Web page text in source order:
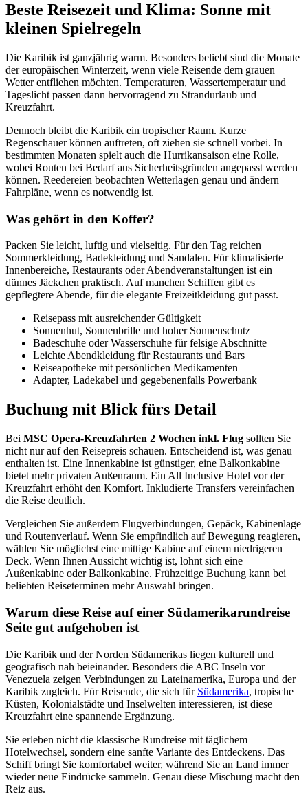
Beste Reisezeit und Klima: Sonne mit
kleinen Spielregeln
Die Karibik ist ganzjährig warm. Besonders beliebt sind die Monate
der europäischen Winterzeit, wenn viele Reisende dem grauen
Wetter entfliehen möchten. Temperaturen, Wassertemperatur und
Tageslicht passen dann hervorragend zu Strandurlaub und
Kreuzfahrt.
Dennoch bleibt die Karibik ein tropischer Raum. Kurze
Regenschauer können auftreten, oft ziehen sie schnell vorbei. In
bestimmten Monaten spielt auch die Hurrikansaison eine Rolle,
wobei Routen bei Bedarf aus Sicherheitsgründen angepasst werden
können. Reedereien beobachten Wetterlagen genau und ändern
Fahrpläne, wenn es notwendig ist.
Was gehört in den Koffer?
Packen Sie leicht, luftig und vielseitig. Für den Tag reichen
Sommerkleidung, Badekleidung und Sandalen. Für klimatisierte
Innenbereiche, Restaurants oder Abendveranstaltungen ist ein
dünnes Jäckchen praktisch. Auf manchen Schiffen gibt es
gepflegtere Abende, für die elegante Freizeitkleidung gut passt.
Reisepass mit ausreichender Gültigkeit
Sonnenhut, Sonnenbrille und hoher Sonnenschutz
Badeschuhe oder Wasserschuhe für felsige Abschnitte
Leichte Abendkleidung für Restaurants und Bars
Reiseapotheke mit persönlichen Medikamenten
Adapter, Ladekabel und gegebenenfalls Powerbank
Buchung mit Blick fürs Detail
Bei MSC Opera-Kreuzfahrten 2 Wochen inkl. Flug sollten Sie
nicht nur auf den Reisepreis schauen. Entscheidend ist, was genau
enthalten ist. Eine Innenkabine ist günstiger, eine Balkonkabine
bietet mehr privaten Außenraum. Ein All Inclusive Hotel vor der
Kreuzfahrt erhöht den Komfort. Inkludierte Transfers vereinfachen
die Reise deutlich.
Vergleichen Sie außerdem Flugverbindungen, Gepäck, Kabinenlage
und Routenverlauf. Wenn Sie empfindlich auf Bewegung reagieren,
wählen Sie möglichst eine mittige Kabine auf einem niedrigeren
Deck. Wenn Ihnen Aussicht wichtig ist, lohnt sich eine
Außenkabine oder Balkonkabine. Frühzeitige Buchung kann bei
beliebten Reiseterminen mehr Auswahl bringen.
Warum diese Reise auf einer Südamerikarundreise
Seite gut aufgehoben ist
Die Karibik und der Norden Südamerikas liegen kulturell und
geografisch nah beieinander. Besonders die ABC Inseln vor
Venezuela zeigen Verbindungen zu Lateinamerika, Europa und der
Karibik zugleich. Für Reisende, die sich für Südamerika, tropische
Küsten, Kolonialstädte und Inselwelten interessieren, ist diese
Kreuzfahrt eine spannende Ergänzung.
Sie erleben nicht die klassische Rundreise mit täglichem
Hotelwechsel, sondern eine sanfte Variante des Entdeckens. Das
Schiff bringt Sie komfortabel weiter, während Sie an Land immer
wieder neue Eindrücke sammeln. Genau diese Mischung macht den
Reiz aus.